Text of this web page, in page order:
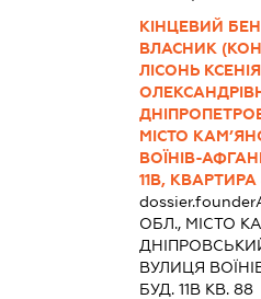
КІНЦЕВИЙ
ВЛАСНИК
ЛІСОНЬ КСЕНІЯ
МІСТО
ВОЇНІВ-
11В, КВАРТИРА
ОБЛ., МІСТО
ВУЛИЦЯ
БУД. 11В КВ. 88